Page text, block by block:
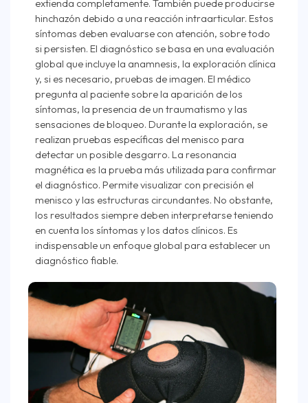
extienda completamente. También puede producirse
hinchazón debido a una reacción intraarticular. Estos
síntomas deben evaluarse con atención, sobre todo
si persisten. El diagnóstico se basa en una evaluación
global que incluye la anamnesis, la exploración clínica
y, si es necesario, pruebas de imagen. El médico
pregunta al paciente sobre la aparición de los
síntomas, la presencia de un traumatismo y las
sensaciones de bloqueo. Durante la exploración, se
realizan pruebas específicas del menisco para
detectar un posible desgarro. La resonancia
magnética es la prueba más utilizada para confirmar
el diagnóstico. Permite visualizar con precisión el
menisco y las estructuras circundantes. No obstante,
los resultados siempre deben interpretarse teniendo
en cuenta los síntomas y los datos clínicos. Es
indispensable un enfoque global para establecer un
diagnóstico fiable.